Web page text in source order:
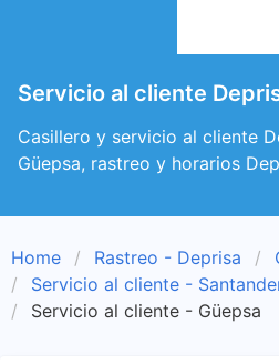
Servicio al cliente
Casillero y servicio al cliente
Güepsa, rastreo y horarios
Home Rastreo - Deprisa
Servicio al cliente -
Servicio al cliente - Güepsa